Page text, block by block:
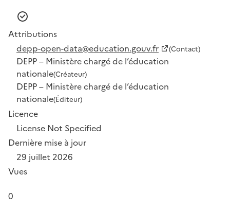
Attributions
depp-open-data@education.gouv.fr
(Contact)
DEPP – Ministère chargé de l’éducation
nationale(Créateur)
DEPP – Ministère chargé de l’éducation
nationale(Éditeur)
Licence
License Not Specified
Dernière mise à jour
29 juillet 2026
Vues
0